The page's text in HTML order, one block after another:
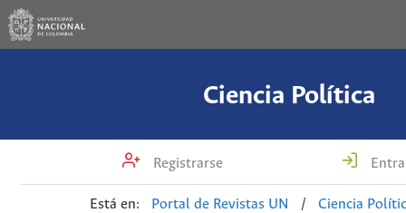
Ciencia Política
Registrarse
Está en: Portal de Revistas UN /
Ciencia